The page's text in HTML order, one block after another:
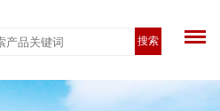
搜索